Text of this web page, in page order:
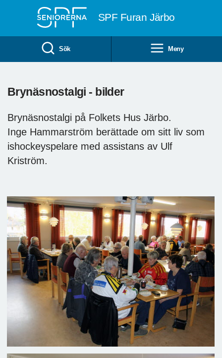
SPF Furan Järbo
Sök Meny
Brynäsnostalgi - bilder
Brynäsnostalgi på Folkets Hus Järbo.
Inge Hammarström berättade om sitt liv som
ishockeyspelare med assistans av Ulf
Kriström.